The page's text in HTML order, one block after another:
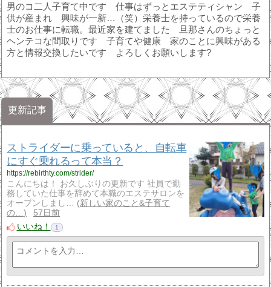
男のコ二人子育て中です 仕事はずっとエステティシャン 子
供が産まれ 興味が一新…（笑）栄養士を持っているので栄養
士のお仕事に転職。最近家を建てました 旦那さんのちょっと
ヘンテコな間取りです 子育てや健康 家のことに興味がある
方と情報交換したいです よろしくお願いします?
更新記事
ストライダーに乗っていると、自転車
にすぐ乗れるって本当？
https://rebirthty.com/strider/
こんにちは！ お久しぶりの更新です 社員で勤
務していた仕事を辞めて本職のエステサロンを
オープンしまし…
新しい家のこと&子育て
の…
57日前
いいね！
1